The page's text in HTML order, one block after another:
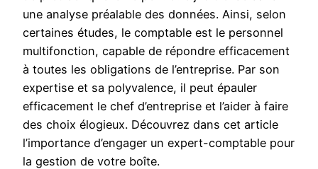
une analyse préalable des données. Ainsi, selon
certaines études, le comptable est le personnel
multifonction, capable de répondre efficacement
à toutes les obligations de l’entreprise. Par son
expertise et sa polyvalence, il peut épauler
efficacement le chef d’entreprise et l’aider à faire
des choix élogieux. Découvrez dans cet article
l’importance d’engager un expert-comptable pour
la gestion de votre boîte.